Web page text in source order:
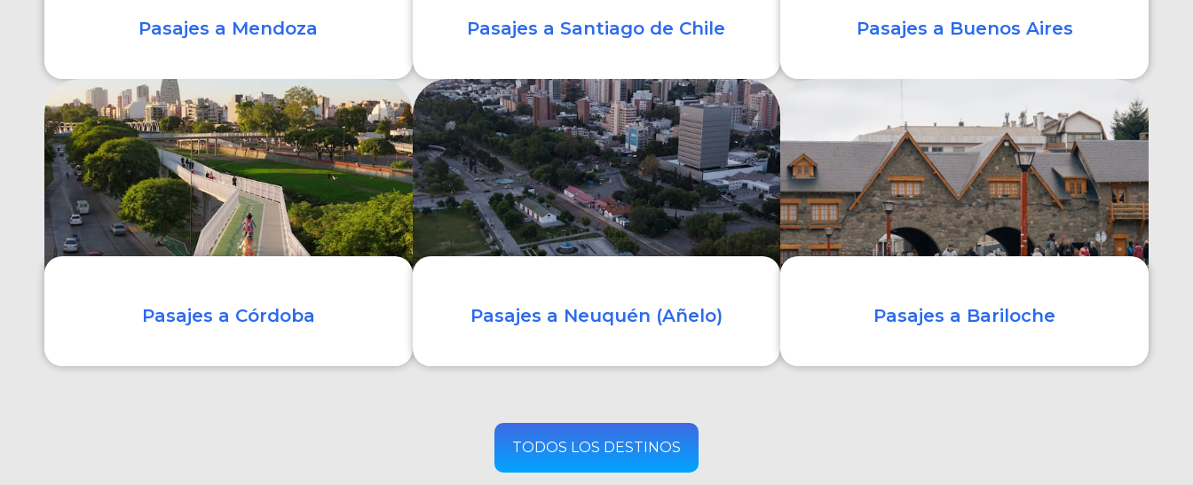
Pasajes a Mendoza
COMPRAR
Pasajes a Santiago de Chile
COMPRAR
Pasajes a Buenos Aires
Pasajes a Córdoba Pasajes a Neuquén (Añelo) Pasajes a Bariloche
TODOS LOS DESTINOS